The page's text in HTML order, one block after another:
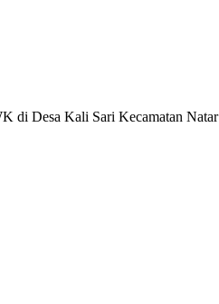
di Desa Kali Sari Kecamatan Natar